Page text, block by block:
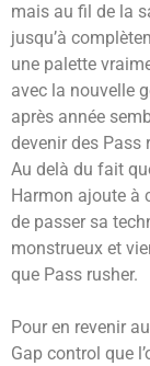
mais au fil de la
jusqu’à
une palette
avec la nouvelle
après année
devenir des Pass
Au delà du fait
Harmon ajoute à
de passer sa
monstrueux et
que Pass rusher.
Pour en revenir
Gap control que